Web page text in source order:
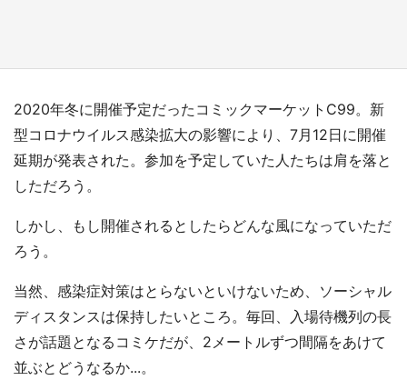
2020年冬に開催予定だったコミックマーケットC99。新
型コロナウイルス感染拡大の影響により、7月12日に開催
延期が発表された。参加を予定していた人たちは肩を落と
しただろう。
しかし、もし開催されるとしたらどんな風になっていただ
ろう。
当然、感染症対策はとらないといけないため、ソーシャル
ディスタンスは保持したいところ。毎回、入場待機列の長
さが話題となるコミケだが、2メートルずつ間隔をあけて
並ぶとどうなるか...。